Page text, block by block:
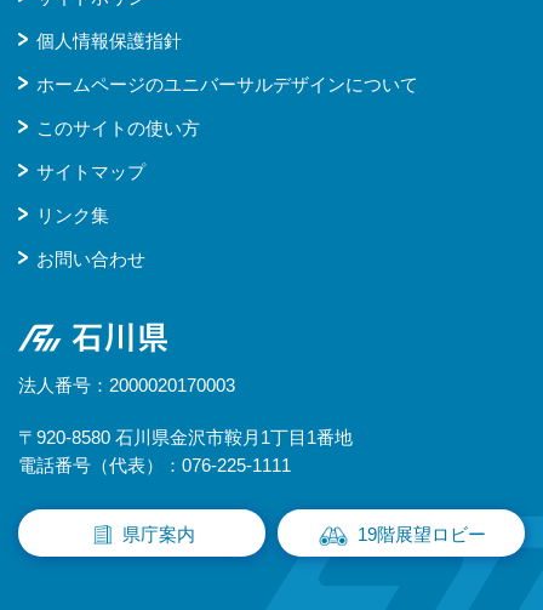
個人情報保護指針
ホームページのユニバーサルデザインについて
このサイトの使い方
サイトマップ
リンク集
お問い合わせ
石川県
法人番号：2000020170003
〒920-8580 石川県金沢市鞍月1丁目1番地
電話番号（代表）：076-225-1111
県庁案内 19階展望ロビー